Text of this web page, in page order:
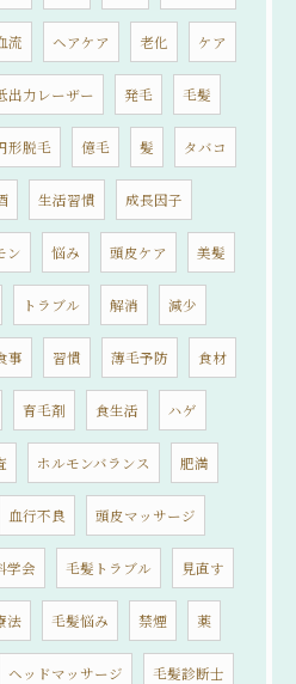
流 ヘアケア 老化 ケア
出力レーザー 発毛 毛髪
形脱毛 億毛 髪 タバコ
生活習慣 成長因子
ン 悩み 頭皮ケア 美髪
トラブル 解消 減少
事 習慣 薄毛予防 食材
育毛剤 食生活 ハゲ
ホルモンバランス 肥満
血行不良 頭皮マッサージ
学会 毛髪トラブル 見直す
法 毛髪悩み 禁煙 薬
ヘッドマッサージ 毛髪診断士